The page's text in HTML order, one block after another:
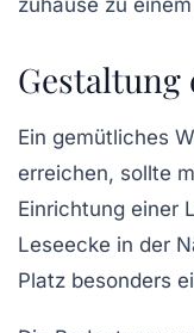
Gestaltung
Ein gemütliches
erreichen, sollte
Einrichtung einer
Leseecke in der
Platz besonders